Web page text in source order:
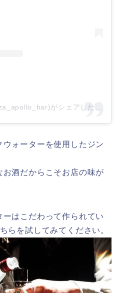
ォーターを使用したジン
酒だからこそお店の味が
はこだわって作られてい
らを試してみてください。